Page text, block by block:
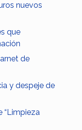
nuevos
que
de
y despeje de
“Limpieza